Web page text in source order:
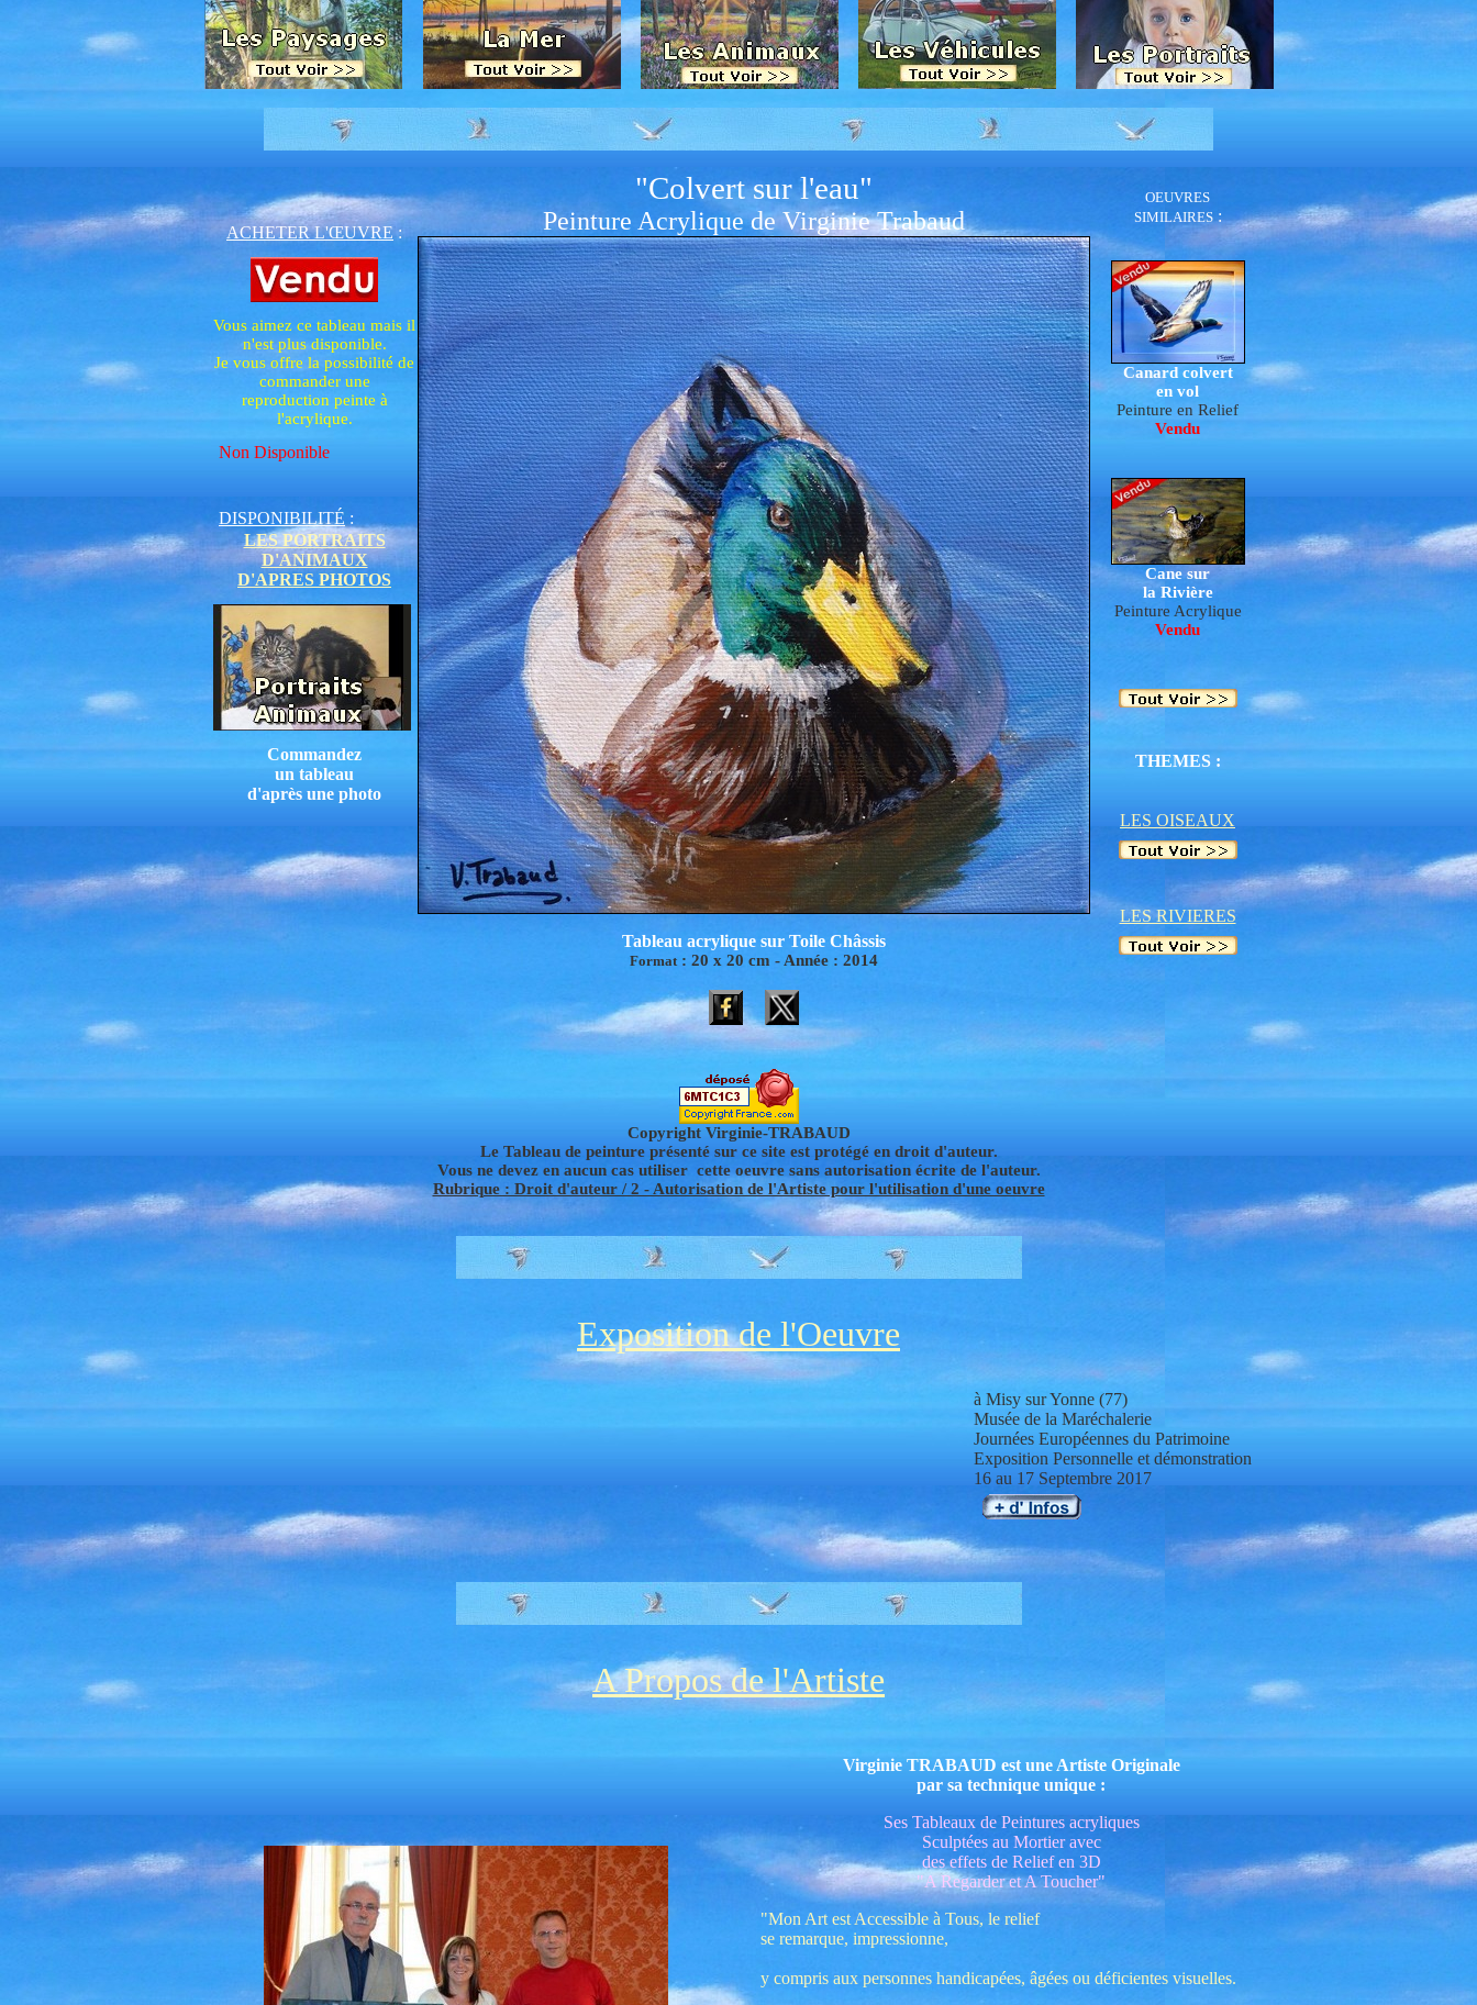
ACHETER L'ŒUVRE:
Vous aimez ce tableau mais il
n'est plus disponible.
Je vous offre la possibilité de
commander une
reproduction peinte à
l'acrylique.
DISPONIBILITÉ :
Non Disponible
LES PORTRAITS
D'ANIMAUX
D'APRES PHOTOS
Commandez
un tableau
d'après une photo
"Colvert sur l'eau"
Peinture Acrylique de Virginie Trabaud
Tableau acrylique sur Toile Châssis
Format: 20 x 20 cm - Année : 2014
OEUVRES
SIMILAIRES:
Canard colvert
en vol
Peinture en Relief
Vendu
Cane sur
la Rivière
Peinture Acrylique
Vendu
THEMES:
LES OISEAUX
LES RIVIERES
Copyright Virginie-TRABAUD
Le Tableau de peinture présenté sur ce site est protégé en droit d'auteur.
Vous ne devez en aucun cas utiliser cette oeuvre sans autorisation écrite de l'auteur.
Rubrique : Droit d'auteur / 2 - Autorisation de l'Artiste pour l'utilisation d'une oeuvre
Exposition de l'Oeuvre
à Misy sur Yonne (77)
Musée de la Maréchalerie
Journées Européennes du Patrimoine
Exposition Personnelle et démonstration
16 au 17 Septembre 2017
A Propos de l'Artiste
Virginie TRABAUD est une Artiste Originale
par sa technique unique :
Ses Tableaux de Peintures acryliques
Sculptées au Mortier avec
des effets de Relief en 3D
"A Regarder et A Toucher"
"Mon Art est Accessible à Tous, le relief
se remarque, impressionne,
y compris aux personnes handicapées, âgées ou déficientes visuelles.